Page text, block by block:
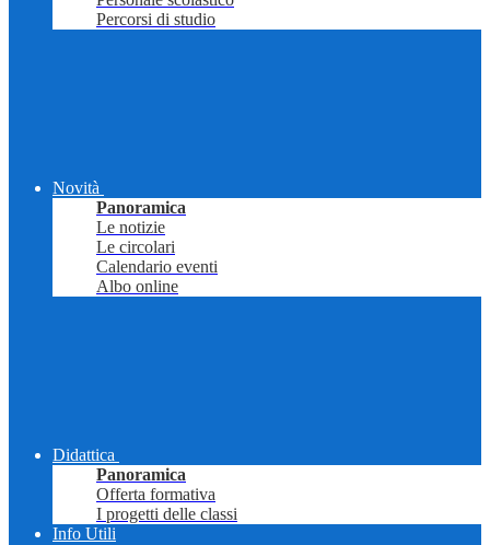
Percorsi di studio
Novità
Panoramica
Le notizie
Le circolari
Calendario eventi
Albo online
Didattica
Panoramica
Offerta formativa
I progetti delle classi
Info Utili